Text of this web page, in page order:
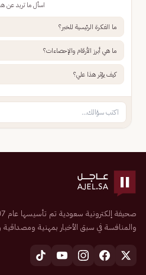
اسأل ما تريد عن
ما الفكرة الرئيسية للخبر؟
ما هي أبرز الأرقام والإحصاءات؟
كيف يؤثر هذا علي؟
والمنافسة في سبق الأخبار بمهنية